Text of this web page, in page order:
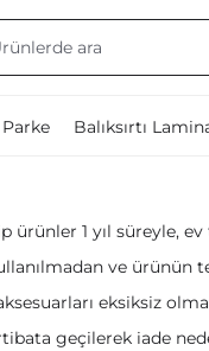
Balıksırtı
ürünler 1 yıl süreyle,
ve
eksiksiz
geçilerek iade